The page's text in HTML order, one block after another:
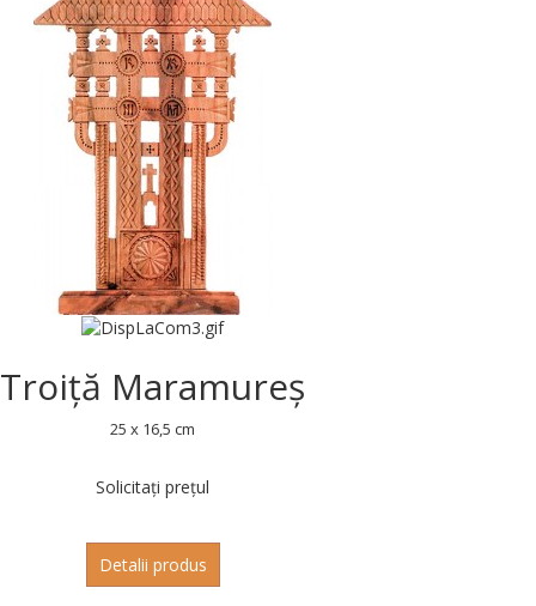
Troiță Maramureș
25 x 16,5 cm
Solicitați prețul
Detalii produs